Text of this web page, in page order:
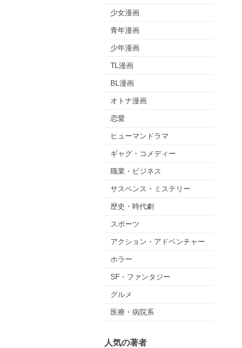
少女漫画
青年漫画
少年漫画
TL漫画
BL漫画
オトナ漫画
恋愛
ヒューマンドラマ
ギャグ・コメディー
職業・ビジネス
サスペンス・ミステリー
歴史・時代劇
スポーツ
アクション・アドベンチャー
ホラー
SF・ファンタジー
グルメ
医療・病院系
人気の著者